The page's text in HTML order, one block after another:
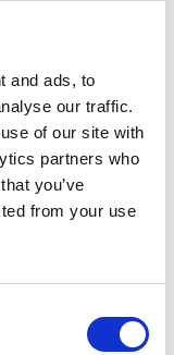
and ads, to
our traffic.
of our site with
partners who
you’ve
from your use
do powstawania
w przeciwieństwie do
miesza się zarówno z
w układach
wydajny od czynnika
chłodzenia, a